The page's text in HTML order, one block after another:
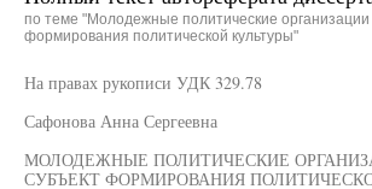
по теме "Молодежные политические организации
формирования политической культуры"
На правах рукописи УДК 329.78
Сафонова Анна Сергеевна
МОЛОДЕЖНЫЕ ПОЛИТИЧЕСКИЕ
СУБЪЕКТ ФОРМИРОВАНИЯ